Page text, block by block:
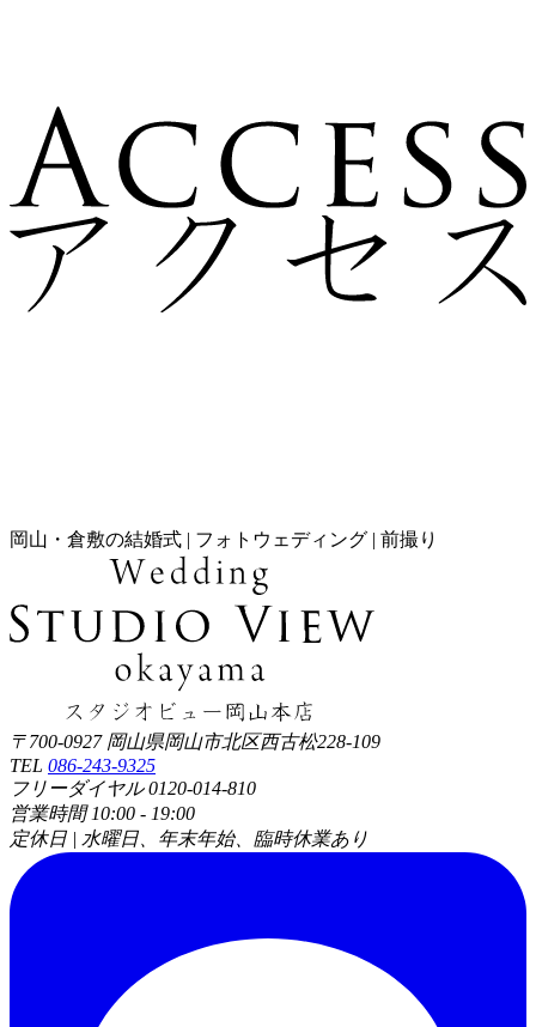
岡山・倉敷の結婚式 | フォトウェディング | 前撮り
〒700-0927 岡山県岡山市北区西古松228-109
TEL 086-243-9325
フリーダイヤル 0120-014-810
営業時間 10:00 - 19:00
定休日 | 水曜日、年末年始、臨時休業あり